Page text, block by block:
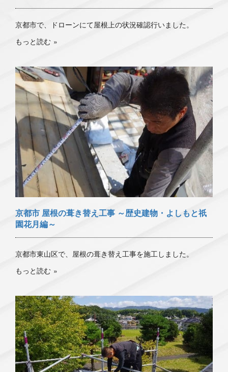
京都市で、ドローンにて屋根上の状況確認行いました。
もっと読む
京都市 屋根の葺き替え工事 ～歴史建物・よしもと祇
園花月編～
京都市東山区で、屋根の葺き替え工事を施工しました。
もっと読む